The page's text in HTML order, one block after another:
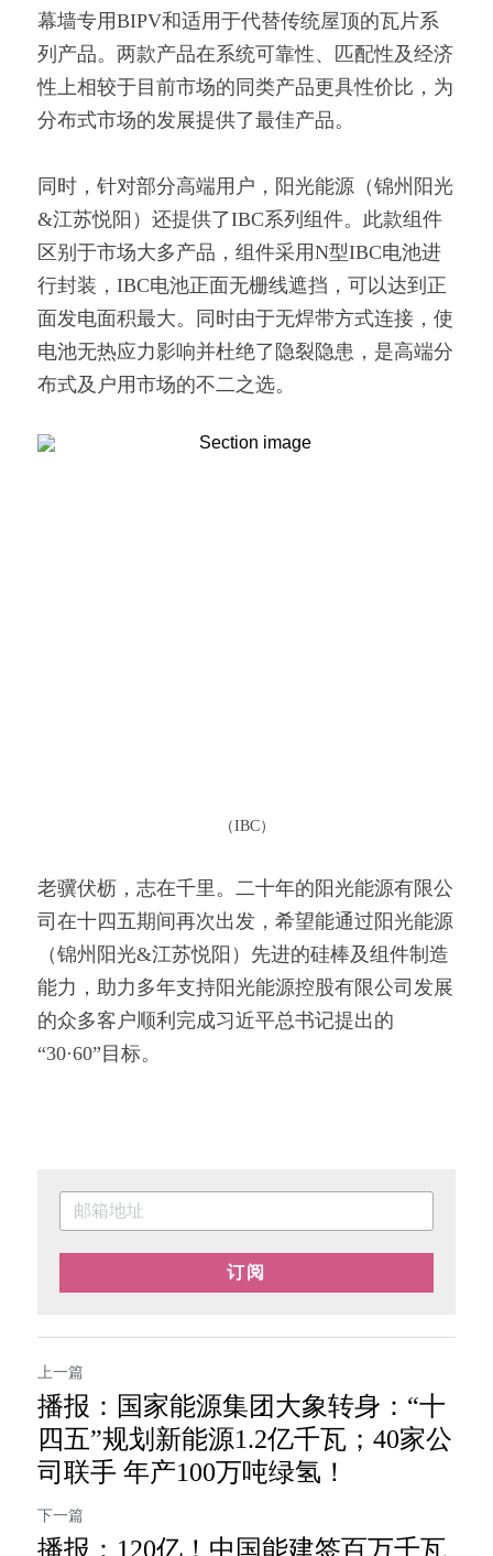
幕墙专用BIPV和适用于代替传统屋顶的瓦片系
列产品。两款产品在系统可靠性、匹配性及经济
性上相较于目前市场的同类产品更具性价比，为
分布式市场的发展提供了最佳产品。
同时，针对部分高端用户，阳光能源（锦州阳光
&江苏悦阳）还提供了IBC系列组件。此款组件
区别于市场大多产品，组件采用N型IBC电池进
行封装，IBC电池正面无栅线遮挡，可以达到正
面发电面积最大。同时由于无焊带方式连接，使
电池无热应力影响并杜绝了隐裂隐患，是高端分
布式及户用市场的不二之选。
（IBC）
老骥伏枥，志在千里。二十年的阳光能源有限公
司在十四五期间再次出发，希望能通过阳光能源
（锦州阳光&江苏悦阳）先进的硅棒及组件制造
能力，助力多年支持阳光能源控股有限公司发展
的众多客户顺利完成习近平总书记提出的
“30·60”目标。
订阅
上一篇
播报：国家能源集团大象转身：“十
四五”规划新能源1.2亿千瓦；40家公
司联手 年产100万吨绿氢！
下一篇
播报：120亿！中国能建签百万千瓦